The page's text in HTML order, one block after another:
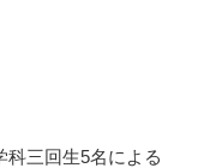
三回生5名による